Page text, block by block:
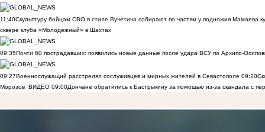
11:40Скульптуру бойцам СВО в стиле Вучетича собирают по частям у подножия Мамаева
сквере клуба «Молодёжный» в Шахтах
09:35Почти 60 пострадавших: появились новые данные после удара ВСУ по Архипо-
09:27Военнослужащий расстрелял сослуживцев и мирных жителей в Севастополе 09:20
Морозов ВИДЕО 09:00Дончане обратились к Бастрыкину за помощью из-за скандала с